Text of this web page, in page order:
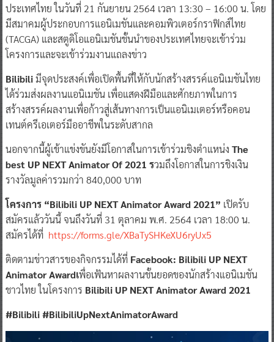
ประเทศไทย ในวันที่ 21 กันยายน 2564 เวลา 13:30 – 16:00 น. โดย
มีสมาคมผู้ประกอบการแอนิเมชันและคอมพิวเตอร์กราฟิกส์ไทย
(TACGA) และสตูดิโอแอนิเมชันชั้นนำของประเทศไทยจะเข้าร่วม
โครงการและจะเข้าร่วมงานแถลงข่าว
Bilibiliมีจุดประสงค์เพื่อเปิดพื้นที่ให้กับนักสร้างสรรค์แอนิเมชันไทย
ได้ร่วมส่งผลงานแอนิเมชัน เพื่อแสดงฝีมือและศักยภาพในการ
สร้างสรรค์ผลงานเพื่อก้าวสู่เส้นทางการเป็นแอนิเมเตอร์หรือคอน
เทนต์ครีเอเตอร์มืออาชีพในระดับสากล
นอกจากนี้ผู้เข้าแข่งขันยังมีโอกาสในการเข้าร่วมชิงตำแหน่ง The
best UP NEXT Animator Of 2021 รวมถึงโอกาสในการชิงเงิน
รางวัลมูลค่ารวมกว่า 840,000 บาท
โครงการ “Bilibili UP NEXT Animator Award 2021” เปิดรับ
สมัครแล้ววันนี้ จนถึงวันที่ 31 ตุลาคม พ.ศ. 2564 เวลา 18:00 น.
สมัครได้ที่ https://forms.gle/XBaTySHKeXU6ryUx5
ติดตามข่าวสารของกิจกรรมได้ที่ Facebook: Bilibili UP NEXT
Animator Awardเพื่อเฟ้นหาผลงานชั้นยอดของนักสร้างแอนิเมชัน
ชาวไทย ในโครงการ Bilibili UP NEXT Animator Award 2021
#Bilibili #BilibiliUpNextAnimatorAward